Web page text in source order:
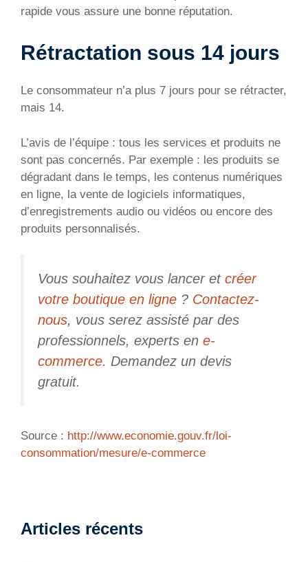
rapide vous assure une bonne réputation.
Rétractation sous 14 jours
Le consommateur n’a plus 7 jours pour se rétracter,
mais 14.
L’avis de l’équipe : tous les services et produits ne
sont pas concernés. Par exemple : les produits se
dégradant dans le temps, les contenus numériques
en ligne, la vente de logiciels informatiques,
d’enregistrements audio ou vidéos ou encore des
produits personnalisés.
Vous souhaitez vous lancer et créer
votre boutique en ligne ? Contactez-
nous, vous serez assisté par des
professionnels, experts en e-
commerce. Demandez un devis
gratuit.
Source : http://www.economie.gouv.fr/loi-
consommation/mesure/e-commerce
Articles récents